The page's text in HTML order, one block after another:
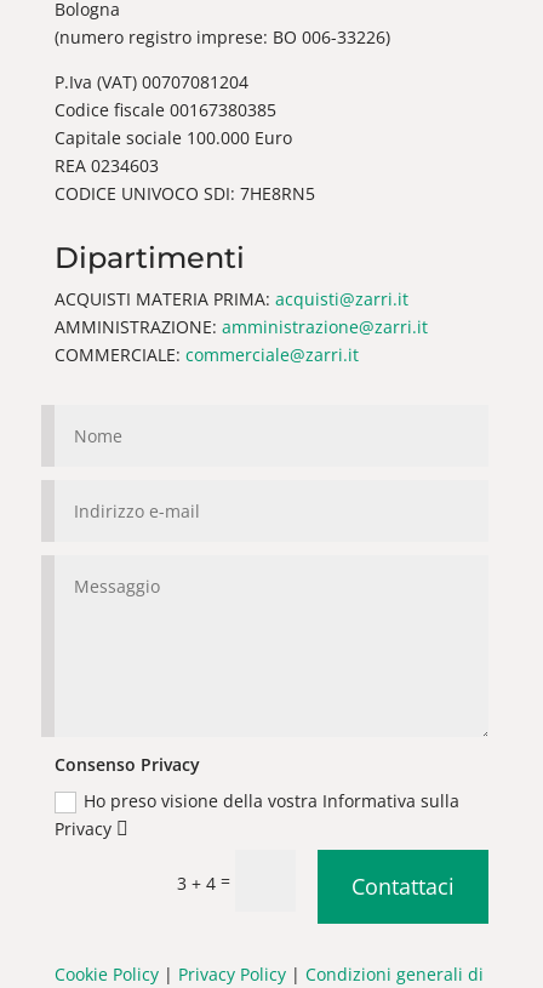
Bologna
(numero registro imprese: BO 006-33226)
P.Iva (VAT) 00707081204
Codice fiscale 00167380385
Capitale sociale 100.000 Euro
REA 0234603
CODICE UNIVOCO SDI: 7HE8RN5
Dipartimenti
ACQUISTI MATERIA PRIMA: acquisti@zarri.it
AMMINISTRAZIONE: amministrazione@zarri.it
COMMERCIALE: commerciale@zarri.it
Consenso Privacy
Ho preso visione della vostra Informativa sulla
Privacy
3 + 4 = Contattaci
Cookie Policy| Privacy Policy| Condizioni generali di